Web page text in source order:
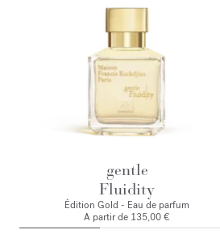
gentle
Fluidity
Édition Gold - Eau de parfum
A partir de 135,00 €